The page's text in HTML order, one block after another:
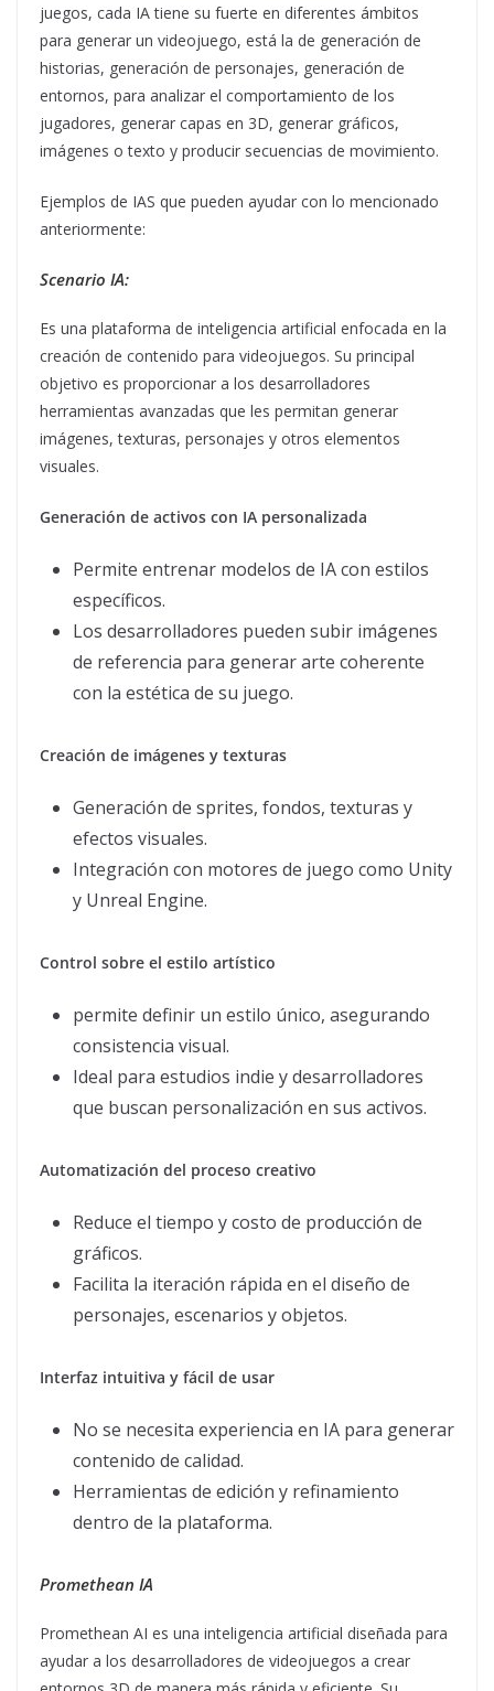
juegos, cada IA tiene su fuerte en diferentes ámbitos
para generar un videojuego, está la de generación de
historias, generación de personajes, generación de
entornos, para analizar el comportamiento de los
jugadores, generar capas en 3D, generar gráficos,
imágenes o texto y producir secuencias de movimiento.
Ejemplos de IAS que pueden ayudar con lo mencionado
anteriormente:
Scenario IA:
Es una plataforma de inteligencia artificial enfocada en la
creación de contenido para videojuegos. Su principal
objetivo es proporcionar a los desarrolladores
herramientas avanzadas que les permitan generar
imágenes, texturas, personajes y otros elementos
visuales.
Generación de activos con IA personalizada
Permite entrenar modelos de IA con estilos
específicos.
Los desarrolladores pueden subir imágenes
de referencia para generar arte coherente
con la estética de su juego.
Creación de imágenes y texturas
Generación de sprites, fondos, texturas y
efectos visuales.
Integración con motores de juego como Unity
y Unreal Engine.
Control sobre el estilo artístico
permite definir un estilo único, asegurando
consistencia visual.
Ideal para estudios indie y desarrolladores
que buscan personalización en sus activos.
Automatización del proceso creativo
Reduce el tiempo y costo de producción de
gráficos.
Facilita la iteración rápida en el diseño de
personajes, escenarios y objetos.
Interfaz intuitiva y fácil de usar
No se necesita experiencia en IA para generar
contenido de calidad.
Herramientas de edición y refinamiento
dentro de la plataforma.
Promethean IA
Promethean AI es una inteligencia artificial diseñada para
ayudar a los desarrolladores de videojuegos a crear